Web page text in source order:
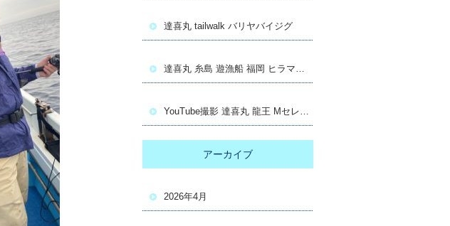
達喜丸 tailwalk バリヤバイジグ
達喜丸 糸島 遊漁船 福岡 ヒラマサ キャスティング
YouTube撮影 達喜丸 龍王 Mセレクション
アーカイブ
2026年4月